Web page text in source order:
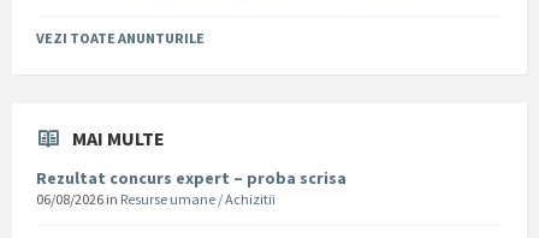
VEZI TOATE ANUNTURILE
MAI MULTE
Rezultat concurs expert – proba scrisa
06/08/2026 in Resurse umane / Achizitii